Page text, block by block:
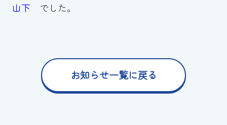
山下 でした。
お知らせ一覧に戻る